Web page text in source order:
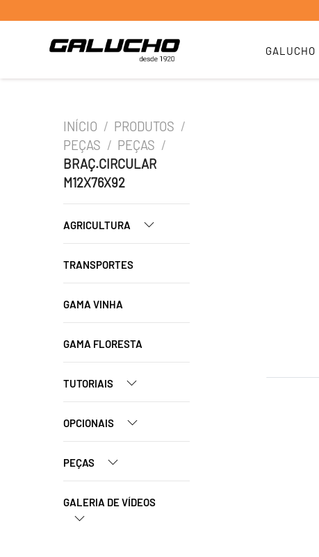
GALUCHO
INÍCIO / PRODUTOS /
PEÇAS / PEÇAS /
BRAÇ.CIRCULAR
M12X76X92
AGRICULTURA
TRANSPORTES
GAMA VINHA
GAMA FLORESTA
TUTORIAIS
OPCIONAIS
PEÇAS
GALERIA DE VÍDEOS